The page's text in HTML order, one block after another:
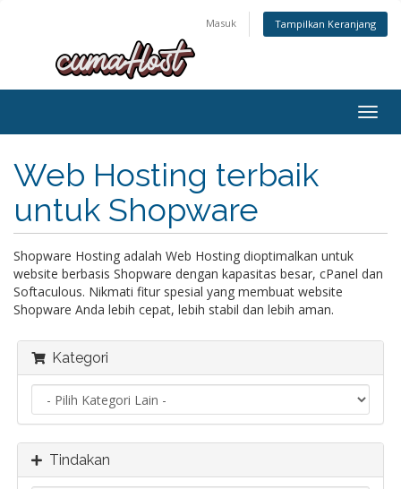
Masuk Tampilkan Keranjang
Web Hosting terbaik
untuk Shopware
Shopware Hosting adalah Web Hosting dioptimalkan untuk
website berbasis Shopware dengan kapasitas besar, cPanel dan
Softaculous. Nikmati fitur spesial yang membuat website
Shopware Anda lebih cepat, lebih stabil dan lebih aman.
Kategori
Tindakan